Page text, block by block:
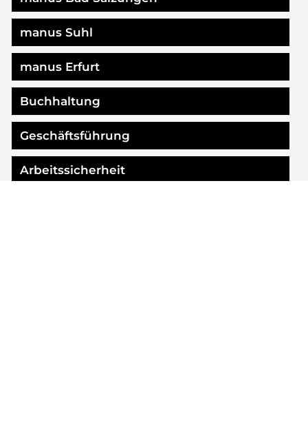
manus Suhl
manus Erfurt
Buchhaltung
Geschäftsführung
Arbeitssicherheit